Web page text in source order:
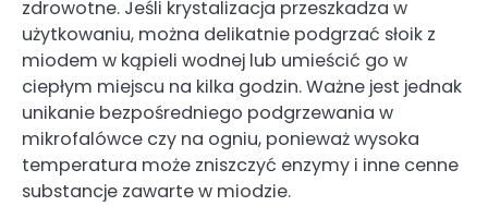
zdrowotne. Jeśli krystalizacja przeszkadza w
użytkowaniu, można delikatnie podgrzać słoik z
miodem w kąpieli wodnej lub umieścić go w
ciepłym miejscu na kilka godzin. Ważne jest jednak
unikanie bezpośredniego podgrzewania w
mikrofalówce czy na ogniu, ponieważ wysoka
temperatura może zniszczyć enzymy i inne cenne
substancje zawarte w miodzie.